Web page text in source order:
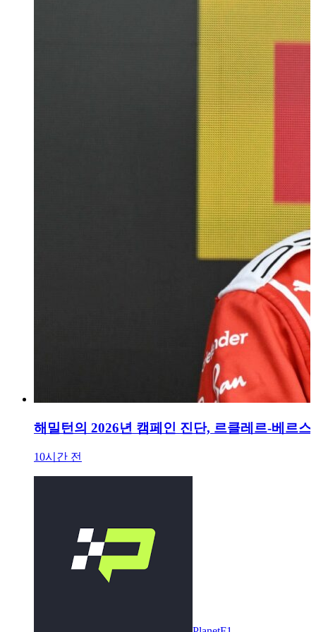
해밀턴의 2026년 캠페인 진단, 르클레르-베르
10시간 전